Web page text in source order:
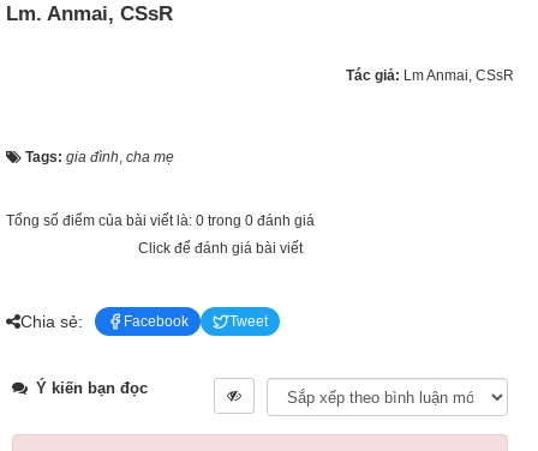
Lm. Anmai, CSsR
Tác giả: Lm Anmai, CSsR
Tags: gia đình, cha mẹ
Tổng số điểm của bài viết là: 0 trong 0 đánh giá
Click để đánh giá bài viết
Chia sẻ: Facebook Tweet
Ý kiến bạn đọc